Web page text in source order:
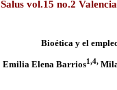
Salus vol.15 no.2
Bioética y el
Emilia Elena Barrios1,4,